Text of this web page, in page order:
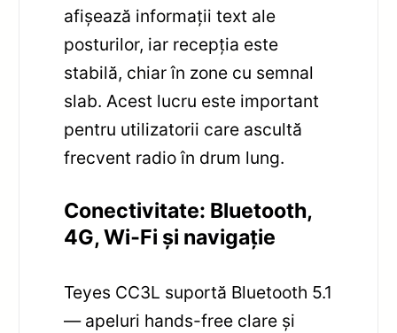
afișează informații text ale
posturilor, iar recepția este
stabilă, chiar în zone cu semnal
slab. Acest lucru este important
pentru utilizatorii care ascultă
frecvent radio în drum lung.
Conectivitate: Bluetooth,
4G, Wi‑Fi și navigație
Teyes CC3L suportă Bluetooth 5.1
— apeluri hands-free clare și